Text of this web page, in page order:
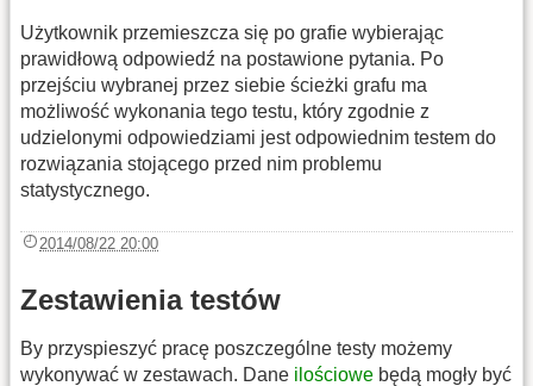
Użytkownik przemieszcza się po grafie wybierając
prawidłową odpowiedź na postawione pytania. Po
przejściu wybranej przez siebie ścieżki grafu ma
możliwość wykonania tego testu, który zgodnie z
udzielonymi odpowiedziami jest odpowiednim testem do
rozwiązania stojącego przed nim problemu
statystycznego.
2014/08/22 20:00
Zestawienia testów
By przyspieszyć pracę poszczególne testy możemy
wykonywać w zestawach. Dane ilościowe będą mogły być